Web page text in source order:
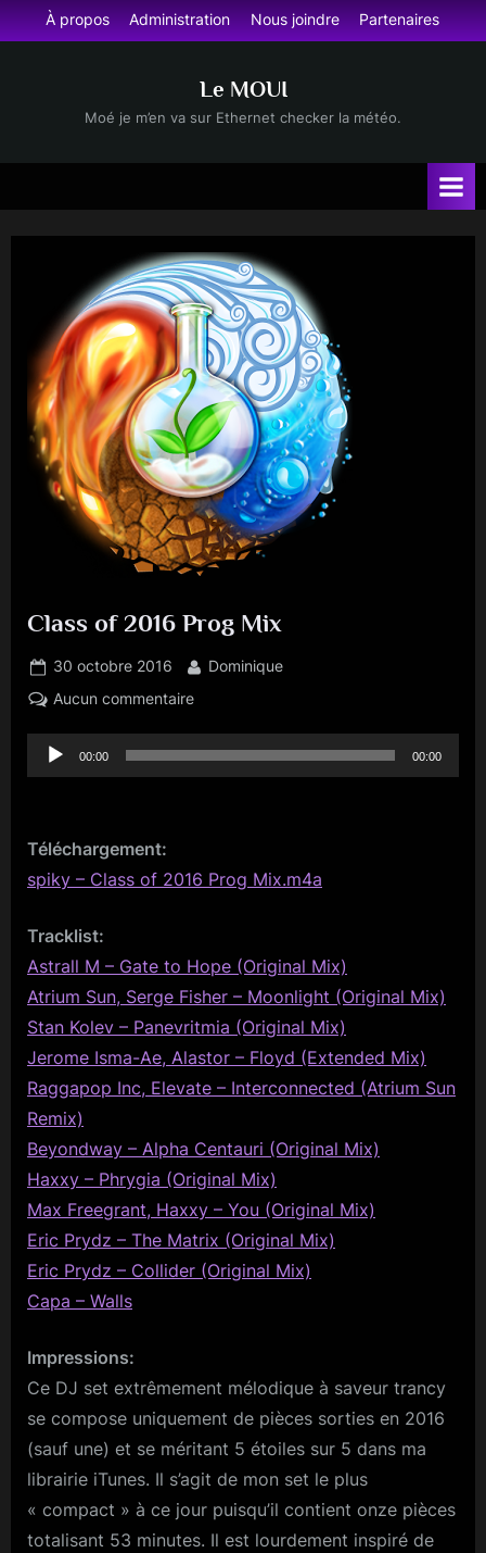
Skip
to
À propos Administration Nous joindre Partenaires
Le MOUI
Moé je m’en va sur Ethernet checker la météo.
Class of 2016 Prog Mix
Posted
on
30 octobre 2016 By
Dominique
Aucun commentairesur
of
Lecteur
audio
00:00 00:00
Téléchargement:
spiky – Class of 2016 Prog Mix.m4a
Tracklist:
Astrall M – Gate to Hope (Original Mix)
Atrium Sun, Serge Fisher – Moonlight (Original Mix)
Stan Kolev – Panevritmia (Original Mix)
Jerome Isma-Ae, Alastor – Floyd (Extended Mix)
Raggapop Inc, Elevate – Interconnected (Atrium Sun
Remix)
Beyondway – Alpha Centauri (Original Mix)
Haxxy – Phrygia (Original Mix)
Max Freegrant, Haxxy – You (Original Mix)
Eric Prydz – The Matrix (Original Mix)
Eric Prydz – Collider (Original Mix)
Capa – Walls
Impressions:
Ce DJ set extrêmement mélodique à saveur trancy
se compose uniquement de pièces sorties en 2016
(sauf une) et se méritant 5 étoiles sur 5 dans ma
librairie iTunes. Il s’agit de mon set le plus
« compact » à ce jour puisqu’il contient onze pièces
totalisant 53 minutes. Il est lourdement inspiré de